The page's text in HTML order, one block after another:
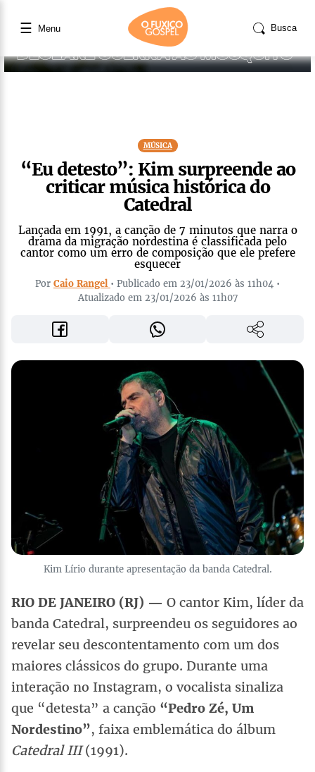
☰ Menu Busca
MÚSICA
“Eu detesto”: Kim surpreende ao
criticar música histórica do
Catedral
Lançada em 1991, a canção de 7 minutos que narra o
drama da migração nordestina é classificada pelo
cantor como um erro de composição que ele prefere
esquecer
Por Caio Rangel • Publicado em 23/01/2026 às 11h04 •
Atualizado em 23/01/2026 às 11h07
Kim Lírio durante apresentação da banda Catedral.
RIO DE JANEIRO (RJ) — O cantor Kim, líder da
banda Catedral, surpreendeu os seguidores ao
revelar seu descontentamento com um dos
maiores clássicos do grupo. Durante uma
interação no Instagram, o vocalista sinaliza
que “detesta” a canção “Pedro Zé, Um
Nordestino”, faixa emblemática do álbum
Catedral III(1991).